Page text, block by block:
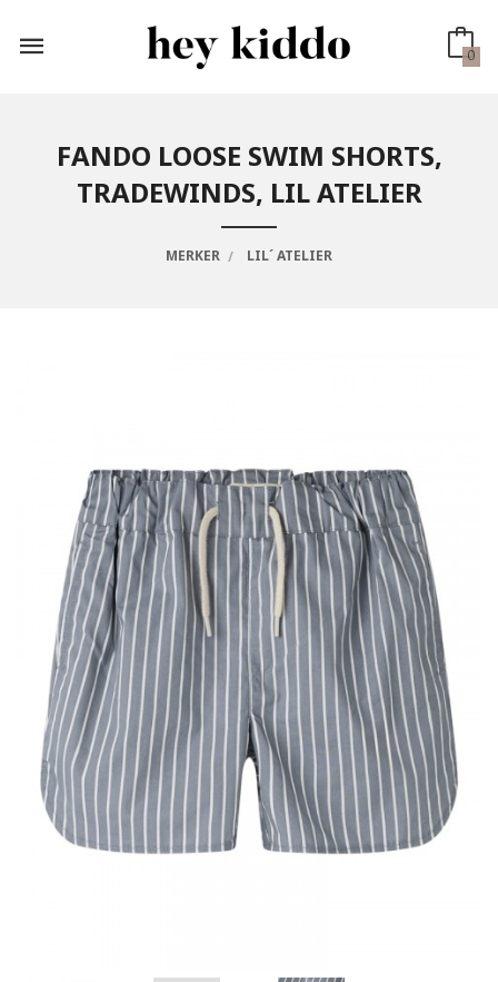
innholdet
0
FANDO LOOSE SWIM SHORTS,
TRADEWINDS, LIL ATELIER
MERKER LIL´ ATELIER